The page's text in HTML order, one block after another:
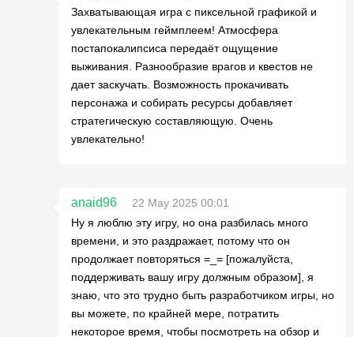
Захватывающая игра с пиксельной графикой и
увлекательным геймплеем! Атмосфера
постапокалипсиса передаёт ощущение
выживания. Разнообразие врагов и квестов не
дает заскучать. Возможность прокачивать
персонажа и собирать ресурсы добавляет
стратегическую составляющую. Очень
увлекательно!
anaid96
22 May 2025 00:01
Ну я люблю эту игру, но она разбилась много
времени, и это раздражает, потому что он
продолжает повторяться =_= [пожалуйста,
поддерживать вашу игру должным образом], я
знаю, что это трудно быть разработчиком игры, но
вы можете, по крайней мере, потратить
некоторое время, чтобы посмотреть на обзор и